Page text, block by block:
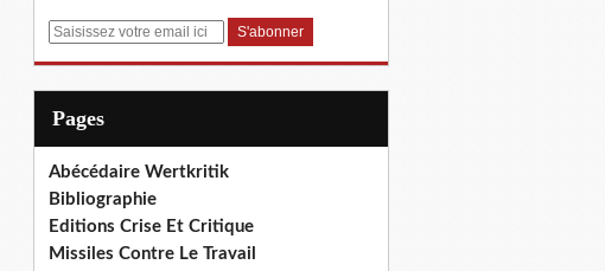
E
Pages
Abécédaire Wertkritik
Bibliographie
Editions Crise Et Critique
Missiles Contre Le Travail